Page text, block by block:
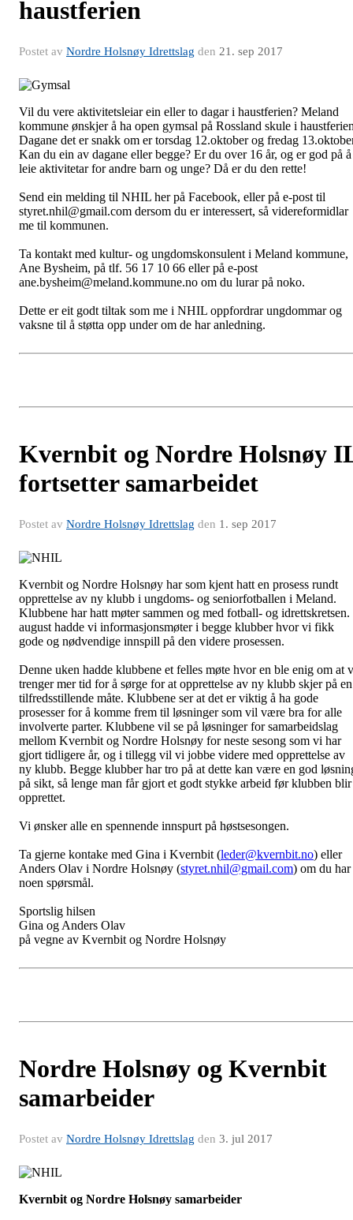
haustferien
Postet av Nordre Holsnøy Idrettslag den 21. sep 2017
Vil du vere aktivitetsleiar ein eller to dagar i haustferien? Meland
kommune ønskjer å ha open gymsal på Rossland skule i
Dagane det er snakk om er torsdag 12.oktober og fredag
Kan du ein av dagane eller begge? Er du over 16 år, og er god på å
leie aktivitetar for andre barn og unge? Då er du den rette!
Send ein melding til NHIL her på Facebook, eller på e-post til
styret.nhil@gmail.com dersom du er interessert, så videreformidlar
me til kommunen.
Ta kontakt med kultur- og ungdomskonsulent i Meland kommune,
Ane Bysheim, på tlf. 56 17 10 66 eller på e-post
ane.bysheim@meland.kommune.no om du lurar på noko.
Dette er eit godt tiltak som me i NHIL oppfordrar ungdommar og
vaksne til å støtta opp under om de har anledning.
Kvernbit og Nordre Holsnøy
fortsetter samarbeidet
Postet av Nordre Holsnøy Idrettslag den 1. sep 2017
Kvernbit og Nordre Holsnøy har som kjent hatt en prosess rundt
opprettelse av ny klubb i ungdoms- og seniorfotballen i Meland.
Klubbene har hatt møter sammen og med fotball- og idrettskretsen.
august hadde vi informasjonsmøter i begge klubber hvor vi fikk
gode og nødvendige innspill på den videre prosessen.
Denne uken hadde klubbene et felles møte hvor en ble enig om at
trenger mer tid for å sørge for at opprettelse av ny klubb skjer på en
tilfredsstillende måte. Klubbene ser at det er viktig å ha gode
prosesser for å komme frem til løsninger som vil være bra for alle
involverte parter. Klubbene vil se på løsninger for samarbeidslag
mellom Kvernbit og Nordre Holsnøy for neste sesong som vi har
gjort tidligere år, og i tillegg vil vi jobbe videre med opprettelse av
ny klubb. Begge klubber har tro på at dette kan være en god
på sikt, så lenge man får gjort et godt stykke arbeid før klubben blir
opprettet.
Vi ønsker alle en spennende innspurt på høstsesongen.
Ta gjerne kontake med Gina i Kvernbit (leder@kvernbit.no) eller
Anders Olav i Nordre Holsnøy (styret.nhil@gmail.com) om du har
noen spørsmål.
Sportslig hilsen
Gina og Anders Olav
på vegne av Kvernbit og Nordre Holsnøy
Nordre Holsnøy og Kvernbit
samarbeider
Postet av Nordre Holsnøy Idrettslag den 3. jul 2017
Kvernbit og Nordre Holsnøy samarbeider